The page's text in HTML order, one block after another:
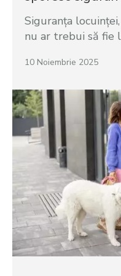
Siguranța
nu ar trebui să fie
10 Noiembrie 2025